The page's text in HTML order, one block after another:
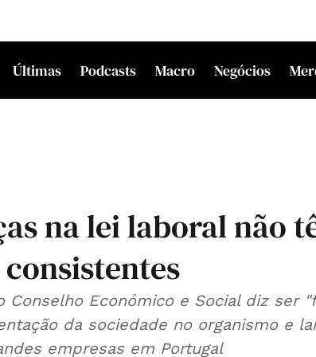
Últimas Podcasts Macro Negócios
na lei laboral não
Conselho Económico e Social diz ser
da sociedade no organismo e
empresas em Portugal